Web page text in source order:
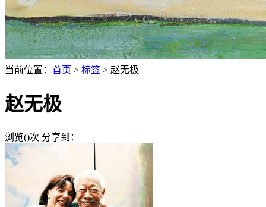
当前位置： 首页 > 标签 > 赵无极
赵无极
浏览()次 分享到：